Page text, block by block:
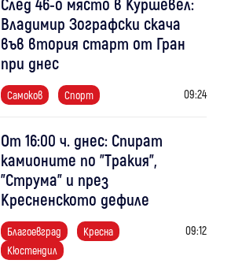
Владимир Зографски скача
във втория старт от Гран
при днес
Самоков Спорт 09:24
От 16:00 ч. днес: Спират
камионите по "Тракия",
"Струма" и през
Кресненското дефиле
Благоевград
Кресна
Кюстендил
09:12